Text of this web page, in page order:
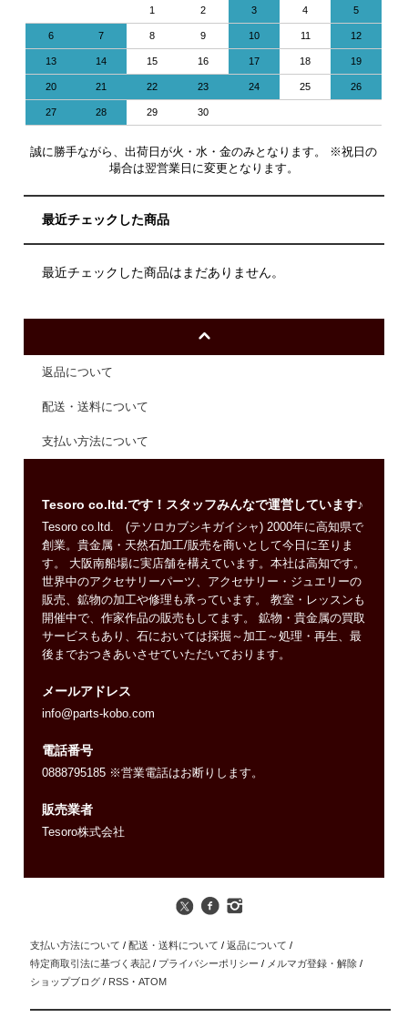
1 2 3 4 5
6 7 8 9 10 11 12
13 14 15 16 17 18 19
20 21 22 23 24 25 26
27 28 29 30
誠に勝手ながら、出荷日が火・水・金のみとなります。 ※祝日の
場合は翌営業日に変更となります。
最近チェックした商品
最近チェックした商品はまだありません。
返品について
配送・送料について
支払い方法について
Tesoro co.ltd.です！スタッフみんなで運営しています♪
Tesoro co.ltd. (テソロカブシキガイシャ) 2000年に高知県で
創業。貴金属・天然石加工/販売を商いとして今日に至りま
す。 大阪南船場に実店舗を構えています。本社は高知です。
世界中のアクセサリーパーツ、アクセサリー・ジュエリーの
販売、鉱物の加工や修理も承っています。 教室・レッスンも
開催中で、作家作品の販売もしてます。 鉱物・貴金属の買取
サービスもあり、石においては採掘～加工～処理・再生、最
後までおつきあいさせていただいております。
メールアドレス
info@parts-kobo.com
電話番号
0888795185 ※営業電話はお断りします。
販売業者
Tesoro株式会社
支払い方法について / 配送・送料について / 返品について /
特定商取引法に基づく表記 / プライバシーポリシー / メルマガ登録・解除 /
ショップブログ / RSS ・ATOM